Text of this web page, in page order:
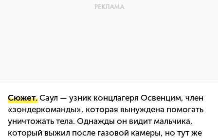
Сюжет. Саул — узник концлагеря Освенцим, член
«зондеркоманды», которая вынуждена помогать
уничтожать тела. Однажды он видит мальчика,
который выжил после газовой камеры, но тут же